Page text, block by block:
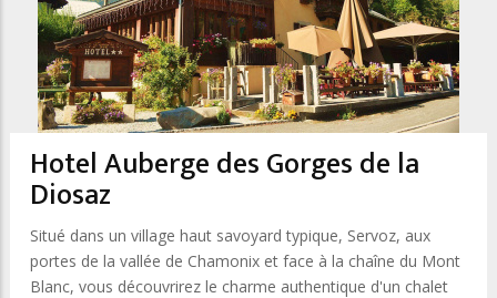
Hotel Auberge des Gorges de la
Diosaz
Situé dans un village haut savoyard typique, Servoz, aux
portes de la vallée de Chamonix et face à la chaîne du Mont
Blanc, vous découvrirez le charme authentique d'un chalet